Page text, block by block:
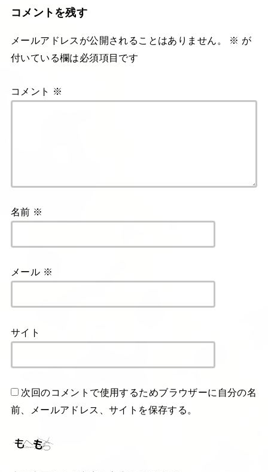
コメントを残す
メールアドレスが公開されることはありません。 ※ が
付いている欄は必須項目です
コメント ※
名前 ※
メール ※
サイト
次回のコメントで使用するためブラウザーに自分の名
前、メールアドレス、サイトを保存する。